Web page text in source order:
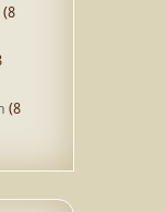
(8
(8